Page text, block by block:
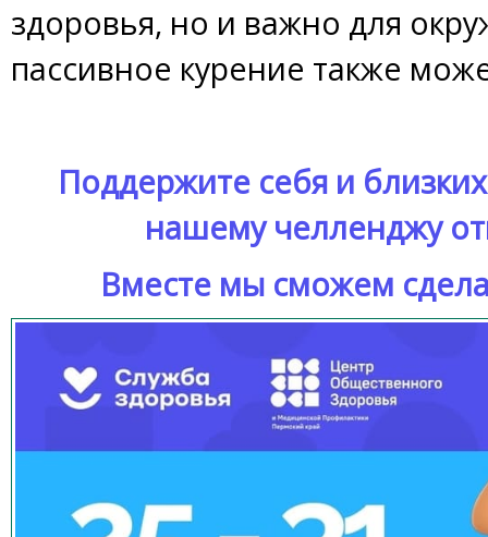
здоровья, но и важно для
пассивное курение также
Поддержите себя и
нашему челленджу
Вместе мы сможем